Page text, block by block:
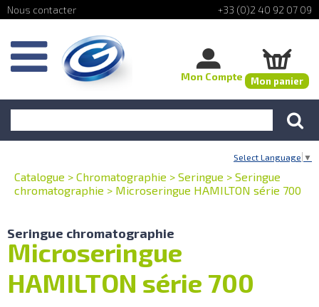
+33 (0)2 40 92 07 09
Mon Compte Mon panier
Select Language ▼
Catalogue > Chromatographie > Seringue > Seringue
chromatographie > Microseringue HAMILTON série 700
Seringue chromatographie
Microseringue
HAMILTON série 700